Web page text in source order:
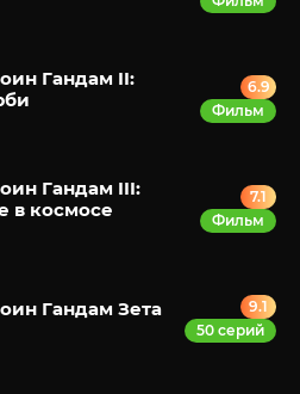
Гандам II:
6.9
Фильм
Гандам III:
в космосе
7.1
Фильм
Гандам Зета
9.1
50 серий